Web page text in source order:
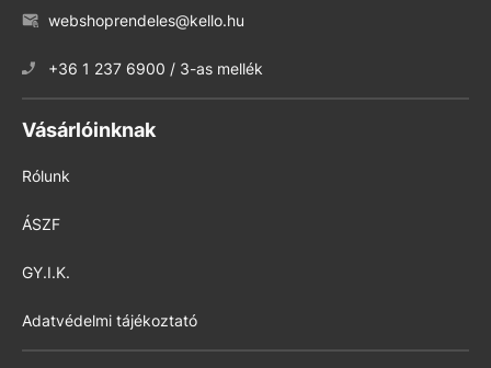
webshoprendeles@kello.hu
+36 1 237 6900 / 3-as mellék
Vásárlóinknak
Rólunk
ÁSZF
GY.I.K.
Adatvédelmi tájékoztató